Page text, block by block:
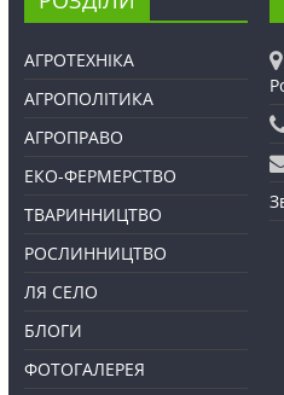
АГРОТЕХНІКА
АГРОПОЛІТИКА
АГРОПРАВО
ЕКО-ФЕРМЕРСТВО
ТВАРИННИЦТВО
РОСЛИННИЦТВО
ЛЯ СЕЛО
БЛОГИ
ФОТОГАЛЕРЕЯ